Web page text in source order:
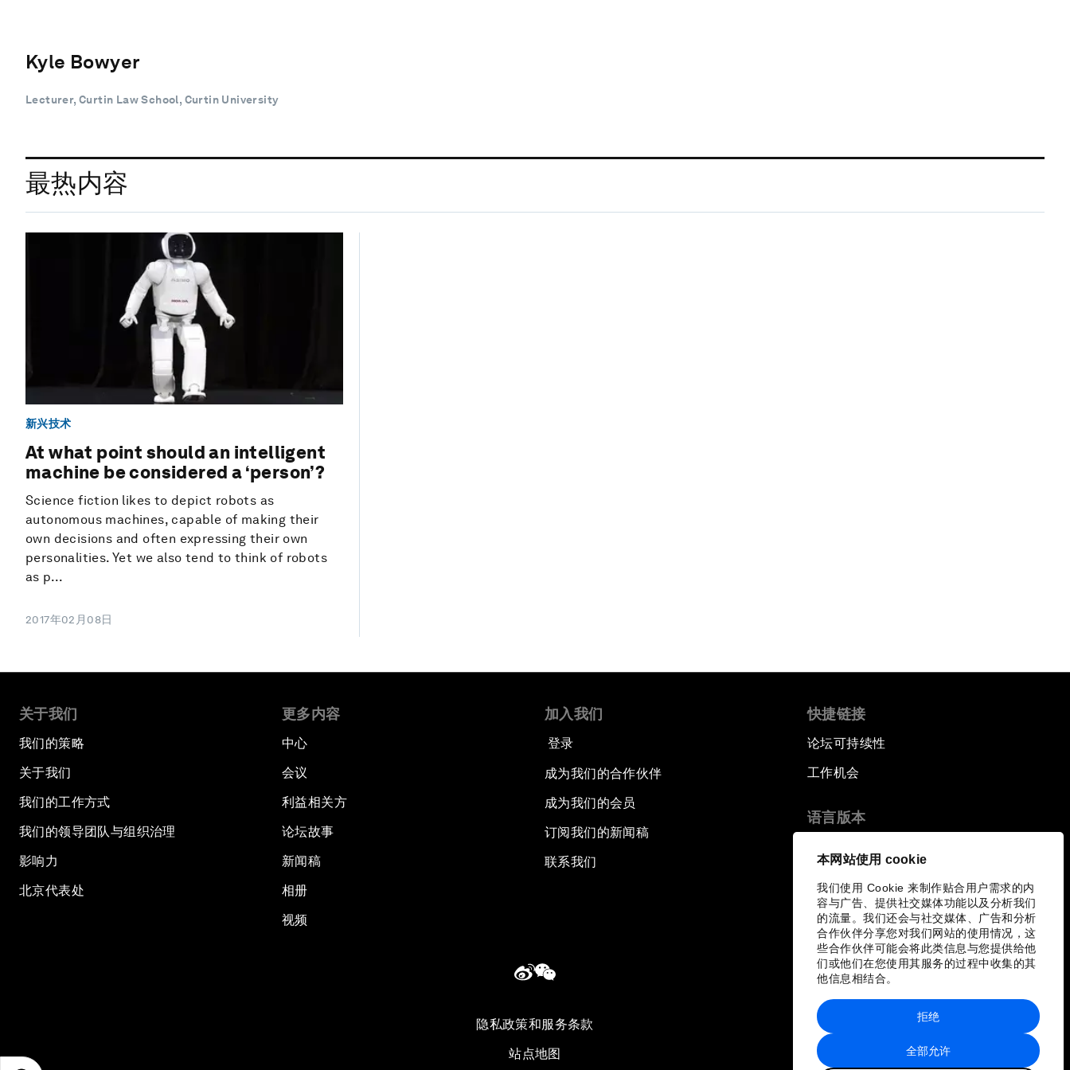
本网站使用 cookie
我们使用 Cookie 来制作贴合用户需求的内
容与广告、提供社交媒体功能以及分析我们
的流量。我们还会与社交媒体、广告和分析
合作伙伴分享您对我们网站的使用情况，这
些合作伙伴可能会将此类信息与您提供给他
们或他们在您使用其服务的过程中收集的其
他信息相结合。
全部允许
拒绝
Kyle Bowyer
Lecturer, Curtin Law School, Curtin University
最热内容
新兴技术
At what point should an intelligent
machine be considered a ‘person’?
Science fiction likes to depict robots as
autonomous machines, capable of making their
own decisions and often expressing their own
personalities. Yet we also tend to think of robots
as p...
2017年02月08日
关于我们
我们的策略
关于我们
我们的工作方式
我们的领导团队与组织治理
影响力
北京代表处
更多内容
中心
会议
利益相关方
论坛故事
新闻稿
相册
视频
加入我们
登录
成为我们的合作伙伴
成为我们的会员
订阅我们的新闻稿
联系我们
快捷链接
论坛可持续性
工作机会
语言版本
隐私政策和服务条款
站点地图